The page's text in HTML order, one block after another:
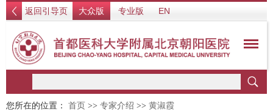
返回引导页 大众版 专业版 EN
您所在的位置： 首页 >> 专家介绍 >> 黄淑霞